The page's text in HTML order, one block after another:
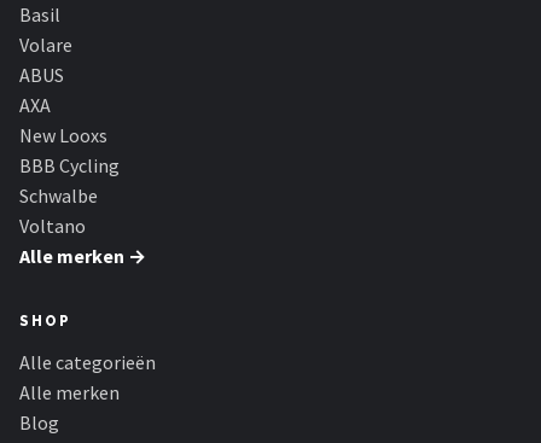
Basil
Volare
ABUS
AXA
New Looxs
BBB Cycling
Schwalbe
Voltano
Alle merken →
SHOP
Alle categorieën
Alle merken
Blog